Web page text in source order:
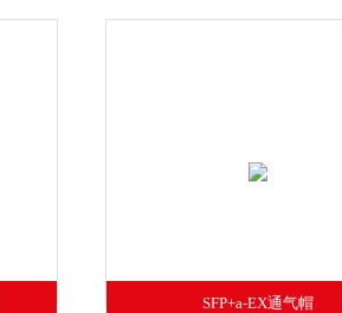
SFP+a-EX通气帽